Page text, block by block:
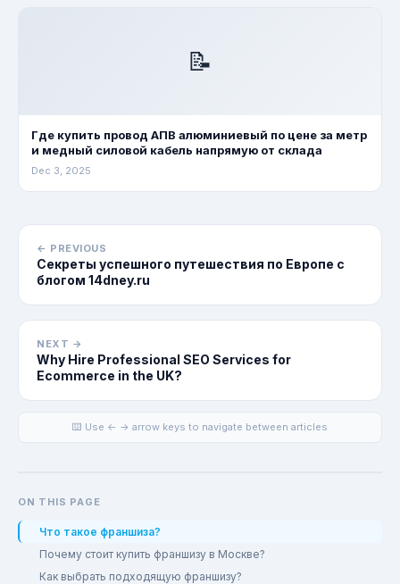
📝
Где купить провод АПВ алюминиевый по цене за метр
и медный силовой кабель напрямую от склада
Dec 3, 2025
← PREVIOUS
Секреты успешного путешествия по Европе с
блогом 14dney.ru
NEXT →
Why Hire Professional SEO Services for
Ecommerce in the UK?
⌨️ Use ← → arrow keys to navigate between articles
ON THIS PAGE
Что такое франшиза?
Почему стоит купить франшизу в Москве?
Как выбрать подходящую франшизу?